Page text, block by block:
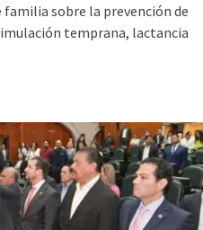
familia sobre la prevención de
temprana, lactancia